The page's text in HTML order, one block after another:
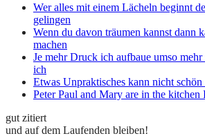
Wer alles mit einem Lächeln beginnt
gelingen
Wenn du davon träumen kannst dann
machen
Je mehr Druck ich aufbaue umso mehr
ich
Etwas Unpraktisches kann nicht schön
Peter Paul and Mary are in the kitchen
gut zitiert
und auf dem Laufenden bleiben!